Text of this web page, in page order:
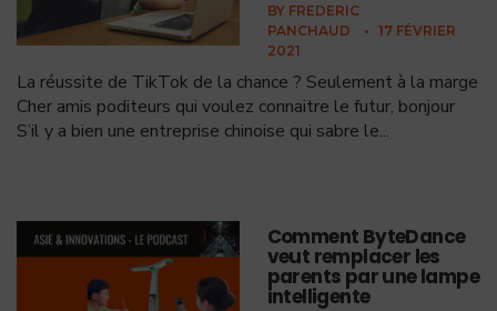
BY FREDERIC
PANCHAUD
• 17 FÉVRIER
2021
La réussite de TikTok de la chance ? Seulement à la marge
Cher amis poditeurs qui voulez connaitre le futur, bonjour
S’il y a bien une entreprise chinoise qui sabre le...
Comment ByteDance
veut remplacer les
parents par une lampe
intelligente